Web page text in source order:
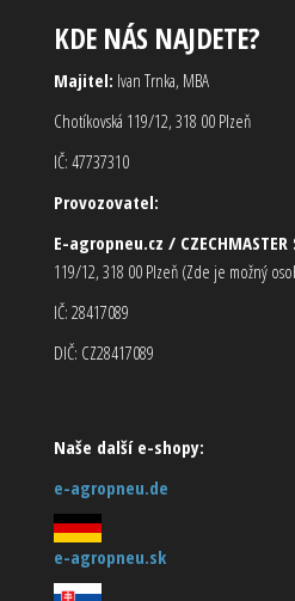
KDE NÁS NAJDETE?
Majitel: Ivan Trnka, MBA
Chotíkovská 119/12, 318 00 Plzeň
IČ: 47737310
Provozovatel:
E-agropneu.cz /
119/12, 318 00 Plzeň (Zde je možný
IČ: 28417089
DIČ: CZ28417089
Naše další e-shopy:
e-agropneu.de
e-agropneu.sk